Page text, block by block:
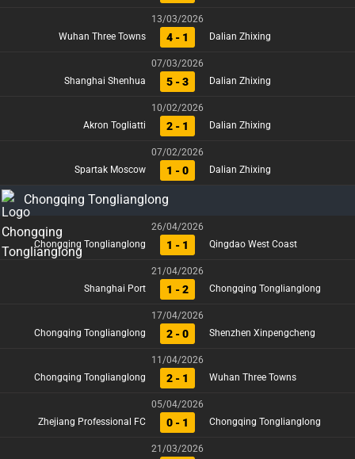
13/03/2026
Wuhan Three Towns
4 - 1 Dalian Zhixing
07/03/2026
Shanghai Shenhua
5 - 3 Dalian Zhixing
10/02/2026
Akron Togliatti
2 - 1 Dalian Zhixing
07/02/2026
Spartak Moscow
1 - 0 Dalian Zhixing
Chongqing Tonglianglong
26/04/2026
Chongqing Tonglianglong
1 - 1 Qingdao West Coast
21/04/2026
Shanghai Port
1 - 2 Chongqing Tonglianglong
17/04/2026
Chongqing Tonglianglong
2 - 0 Shenzhen Xinpengcheng
11/04/2026
Chongqing Tonglianglong
2 - 1 Wuhan Three Towns
05/04/2026
Zhejiang Professional FC
0 - 1 Chongqing Tonglianglong
21/03/2026